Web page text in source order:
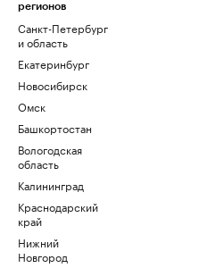
регионов
Санкт-Петербург
и область
Екатеринбург
Новосибирск
Омск
Башкортостан
Вологодская
область
Калининград
Краснодарский
край
Нижний
Новгород